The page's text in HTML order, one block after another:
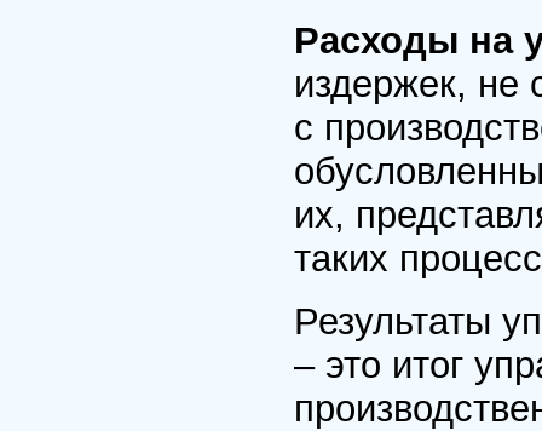
Расходы на
издержек, не
с
их,
таких
Результаты
– это итог